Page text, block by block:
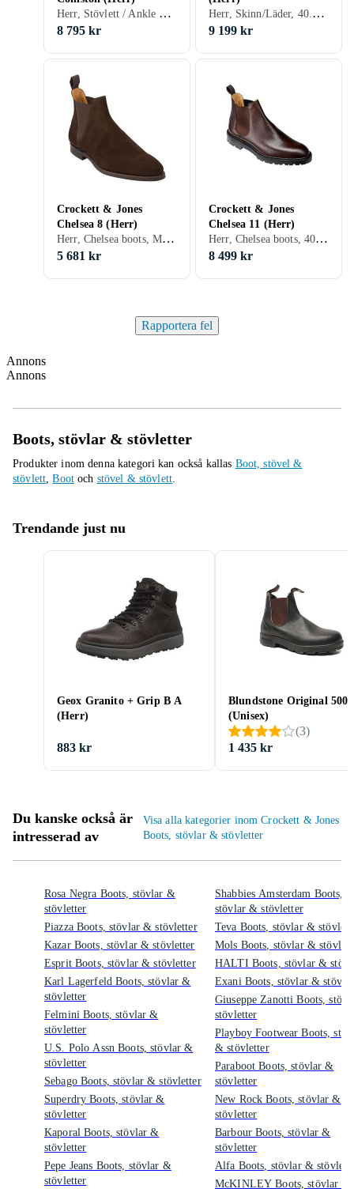
Herr, Stövlett / Ankle boots, Chelsea boots, Mocka, 39, 40, 41, 42, 43, 44, 45, 46, 40.5, 42.5, 43.5, 44.5, 45.5, 47, 46.5, 41.5, 39.5, Svart, Brun
8 795 kr
Herr, Skinn/Läder, 40.5, 42.5, 43.5, 44.5, 45.5, 41.5, 39.5, Svart, Brun
9 199 kr
Crockett & Jones
Chelsea 8 (Herr)
Herr, Chelsea boots, Mocka, 40, 41, 42, 43, 44, 45, 46, 40.5, 42.5, 43.5, 44.5, 45.5, 47, 46.5, 41.5, Svart, Brun
5 681 kr
Crockett & Jones
Chelsea 11 (Herr)
Herr, Chelsea boots, 40, Svart, Brun
8 499 kr
Rapportera fel
Annons
Annons
Boots, stövlar & stövletter
Produkter inom denna kategori kan också kallas Boot, stövel &
stövlett,Bootoch stövel & stövlett.
Trendande just nu
Geox Granito + Grip B A
(Herr)
883 kr
Blundstone Original 500
(Unisex)
(3)
1 435 kr
Du kanske också är
intresserad av
Visa alla kategorier inom Crockett & Jones
Boots, stövlar & stövletter
Rosa Negra Boots, stövlar &
stövletter
Piazza Boots, stövlar & stövletter
Kazar Boots, stövlar & stövletter
Esprit Boots, stövlar & stövletter
Karl Lagerfeld Boots, stövlar &
stövletter
Felmini Boots, stövlar &
stövletter
U.S. Polo Assn Boots, stövlar &
stövletter
Sebago Boots, stövlar & stövletter
Superdry Boots, stövlar &
stövletter
Kaporal Boots, stövlar &
stövletter
Pepe Jeans Boots, stövlar &
stövletter
Shabbies Amsterdam Boots,
stövlar & stövletter
Teva Boots, stövlar &
Mols Boots, stövlar &
HALTI Boots, stövlar &
Exani Boots, stövlar &
Giuseppe Zanotti Boots,
stövletter
Playboy Footwear Boots,
& stövletter
Paraboot Boots, stövlar &
stövletter
New Rock Boots, stövlar &
stövletter
Barbour Boots, stövlar &
stövletter
Alfa Boots, stövlar &
McKINLEY Boots, stövlar &